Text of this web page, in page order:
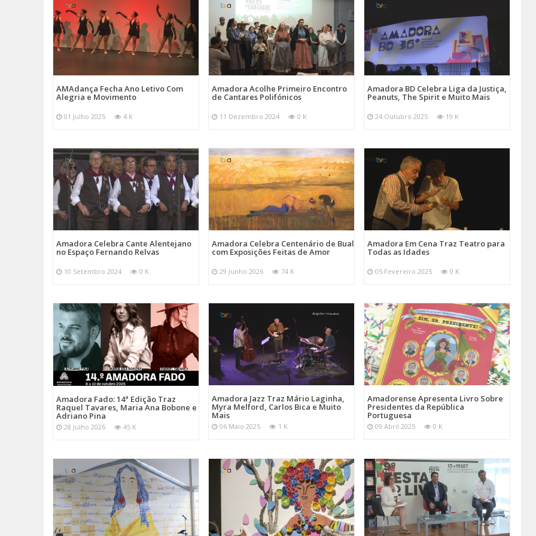
AMAdança Fecha Ano Letivo Com
Alegria e Movimento
01 Julho 2025 4 K
Amadora Acolhe Primeiro Encontro
de Cantares Polifónicos
11 Dezembro 2024 0 K
Amadora BD Celebra Liga da Justiça,
Peanuts, The Spirit e Muito Mais
24 Outubro 2025 19 K
Amadora Celebra Cante Alentejano
no Espaço Fernando Relvas
10 Setembro 2024 0 K
Amadora Celebra Centenário de Bual
com Exposições Feitas de Amor
29 Junho 2026 74 K
Amadora Em Cena Traz Teatro para
Todas as Idades
05 Fevereiro 2025 0 K
Amadora Fado: 14ª Edição Traz
Raquel Tavares, Maria Ana Bobone e
Adriano Pina
28 Julho 2026 45 K
Amadora Jazz Traz Mário Laginha,
Myra Melford, Carlos Bica e Muito
Mais
06 Maio 2025 1 K
Amadorense Apresenta Livro Sobre
Presidentes da República
Portuguesa
09 Abril 2025 0 K